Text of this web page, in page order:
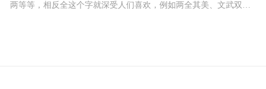
两等等，相反全这个字就深受人们喜欢，例如两全其美、文武双